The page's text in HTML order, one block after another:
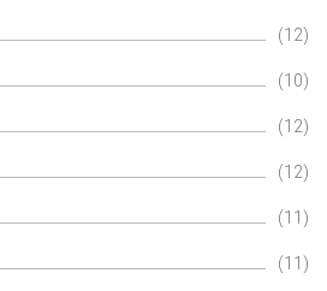
(12)
(10)
(12)
(12)
(11)
(11)